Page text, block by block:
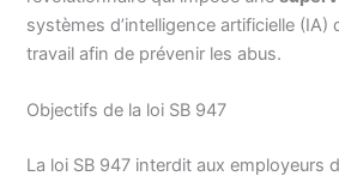
systèmes d’intelligence artificielle (IA)
travail afin de prévenir les abus.
Objectifs de la loi SB 947
La loi SB 947 interdit aux employeurs